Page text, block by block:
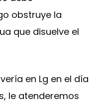
obstruye la
que disuelve el
en Lg en el día
le atenderemos